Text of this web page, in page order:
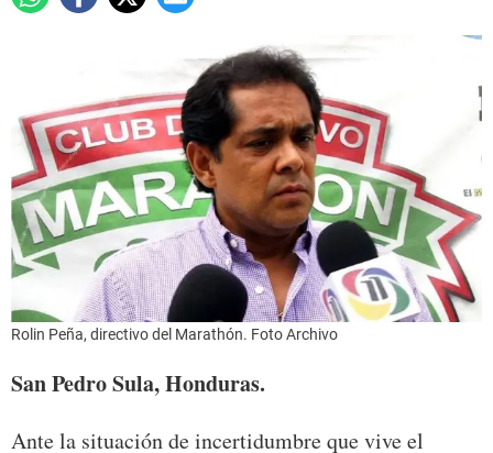
Rolin Peña, directivo del Marathón. Foto Archivo
San Pedro Sula, Honduras.
Ante la situación de incertidumbre que vive el